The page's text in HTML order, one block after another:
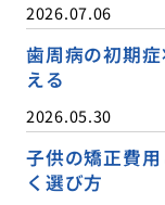
2026.07.06
歯周病の初期
える
2026.05.30
子供の矯正費
く選び方